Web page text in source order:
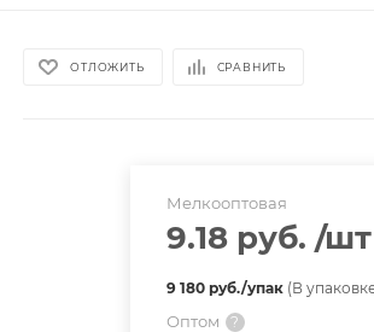
ОТЛОЖИТЬ СРАВНИТЬ
Мелкооптовая
9.18 руб. /шт
9 180 руб./упак(В
Оптом ?